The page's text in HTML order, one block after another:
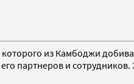
из Камбоджи
партнеров и